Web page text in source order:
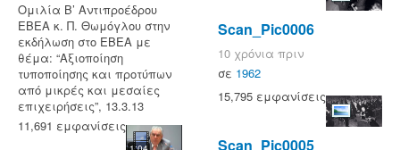
Ομιλία Β’ Αντιπροέδρου
ΕΒΕΑ κ. Π. Θωμόγλου στην
εκδήλωση στο ΕΒΕΑ με
θέμα: “Αξιοποίηση
τυποποίησης και προτύπων
από μικρές και μεσαίες
επιχειρήσεις”, 13.3.13
11,691 εμφανίσεις
Scan_Pic0006
10 χρόνια πριν
σε 1962
15,795 εμφανίσεις
Scan_Pic0005